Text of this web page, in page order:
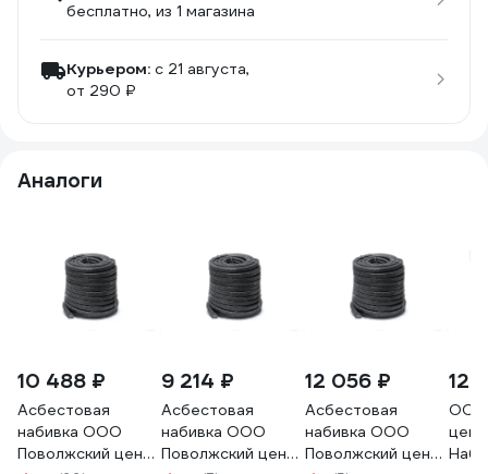
бесплатно, из 1 магазина
Курьером: c 21 августа,
от 290 ₽
Аналоги
10 488 ₽
Асбестовая
набивка ООО
Поволжский центр
9 214 ₽
Асбестовая
набивка ООО
Поволжский центр
12 056 ₽
Асбестовая
набивка ООО
Поволжский центр
12
ООО